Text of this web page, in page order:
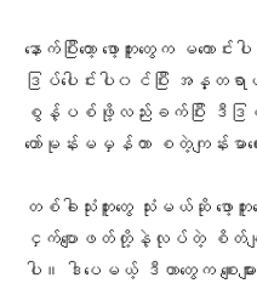
နောက်ပြီးတော့ ဖော့ဘူးတွေက မကော
ဒြပ်ပေါင်းပါ၀င်ပြီး အန္
စွန့်ပစ်ဖို့လည်းခက်ပြီး ဒီဒြပ်ပေ
ဟော်မုန်းမမှန်တာ စတဲ့ကျန်းမာ
တစ်ခါသုံးဘူးတွေ သုံးမယ်ဆို ဖော့ဘူး
ငှက်ပျောဖတ်တို့နဲ့လုပ်တဲ့ စိတ်ချ
ပါ။ ဒါပေမယ့် ဒီဟာတွေက စျ